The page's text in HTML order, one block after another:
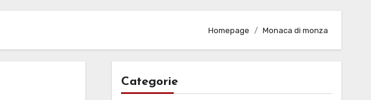
Homepage Monaca di monza
Categorie